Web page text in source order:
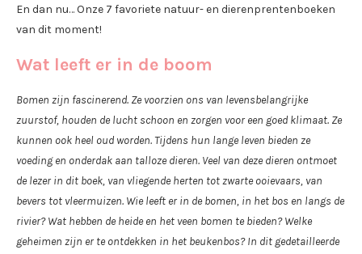
En dan nu… Onze 7 favoriete natuur- en dierenprentenboeken
van dit moment!
Wat leeft er in de boom
Bomen zijn fascinerend. Ze voorzien ons van levensbelangrijke
zuurstof, houden de lucht schoon en zorgen voor een goed klimaat. Ze
kunnen ook heel oud worden. Tijdens hun lange leven bieden ze
voeding en onderdak aan talloze dieren. Veel van deze dieren ontmoet
de lezer in dit boek, van vliegende herten tot zwarte ooievaars, van
bevers tot vleermuizen. Wie leeft er in de bomen, in het bos en langs de
rivier? Wat hebben de heide en het veen bomen te bieden? Welke
geheimen zijn er te ontdekken in het beukenbos? In dit gedetailleerde